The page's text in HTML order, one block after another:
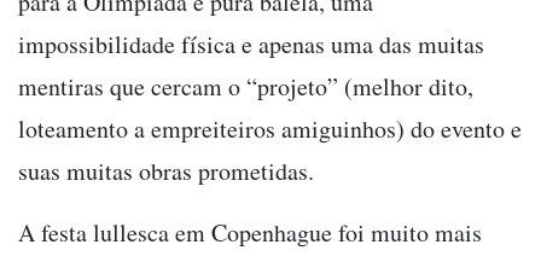
impossibilidade física e apenas uma das muitas
mentiras que cercam o “projeto” (melhor dito,
loteamento a empreiteiros amiguinhos) do evento e
suas muitas obras prometidas.
A festa lullesca em Copenhague foi muito mais